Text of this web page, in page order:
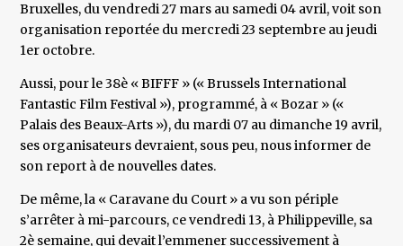
Bruxelles, du vendredi 27 mars au samedi 04 avril, voit son
organisation reportée du mercredi 23 septembre au jeudi
1er octobre.
Aussi, pour le 38è « BIFFF » (« Brussels International
Fantastic Film Festival »), programmé, à « Bozar » («
Palais des Beaux-Arts »), du mardi 07 au dimanche 19 avril,
ses organisateurs devraient, sous peu, nous informer de
son report à de nouvelles dates.
De même, la « Caravane du Court » a vu son périple
s’arrêter à mi-parcours, ce vendredi 13, à Philippeville, sa
2è semaine, qui devait l’emmener successivement à